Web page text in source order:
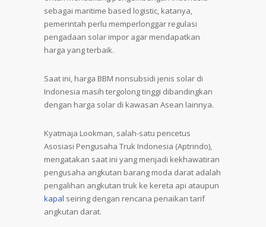
sebagai maritime based logistic, katanya,
pemerintah perlu memperlonggar regulasi
pengadaan solar impor agar mendapatkan
harga yang terbaik.
Saat ini, harga BBM nonsubsidi jenis solar di
Indonesia masih tergolong tinggi dibandingkan
dengan harga solar di kawasan Asean lainnya.
Kyatmaja Lookman, salah-satu pencetus
Asosiasi Pengusaha Truk Indonesia (Aptrindo),
mengatakan saat ini yang menjadi kekhawatiran
pengusaha angkutan barang moda darat adalah
pengalihan angkutan truk ke kereta api ataupun
kapal seiring dengan rencana penaikan tarif
angkutan darat.